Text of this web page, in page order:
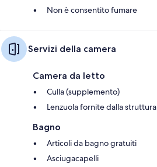
Non è consentito fumare
Servizi della camera
Camera da letto
Culla (supplemento)
Lenzuola fornite dalla struttura
Bagno
Articoli da bagno gratuiti
Asciugacapelli